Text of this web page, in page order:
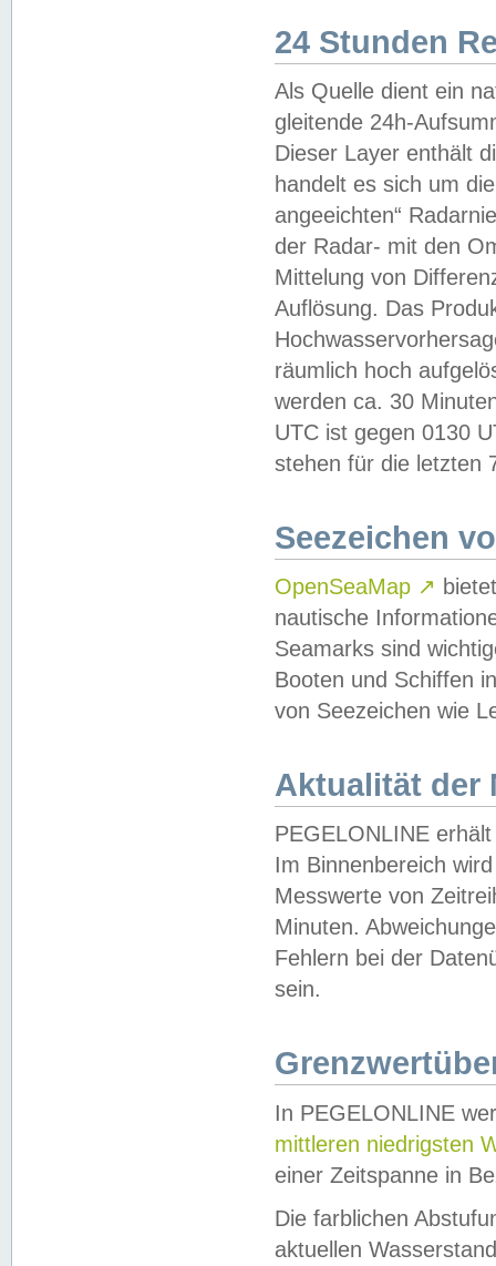
24 Stunden
Als Quelle dient ein
gleitende 24h-
Dieser Layer enthält
handelt es sich um
angeeichten“
der Radar- mit den
Mittelung von
Auflösung. Das
räumlich hoch
werden ca. 30
UTC ist gegen 0130
stehen für die letzten
Seezeichen
OpenSeaMap ↗
nautische
Seamarks sind
Booten und Schiffen
von Seezeichen wie
Aktualität der
PEGELONLINE
Im Binnenbereich
Messwerte von
Minuten.
Fehlern bei der
sein.
In PEGELONLINE
mittleren niedrigsten
einer Zeitspanne in
Die farblichen
aktuellen